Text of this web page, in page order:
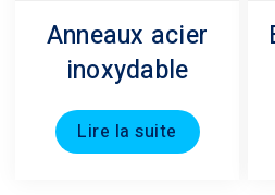
Anneaux acier
inoxydable
Lire la suite